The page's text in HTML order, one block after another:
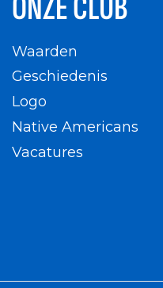
Waarden
Geschiedenis
Logo
Native Americans
Vacatures